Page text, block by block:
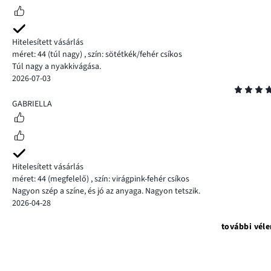
Hitelesített vásárlás
méret: 44 (túl nagy) ,szín: sötétkék/fehér csíkos
Túl nagy a nyakkivágása.
2026-07-03
5
GABRIELLA
Hitelesített vásárlás
méret: 44 (megfelelő) ,szín: virágpink-fehér csíkos
Nagyon szép a színe, és jó az anyaga. Nagyon tetszik.
2026-04-28
további